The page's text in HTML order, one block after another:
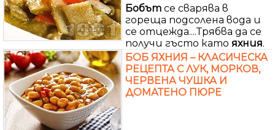
Бобът се сварява в
гореща подсолена вода и
се отцежда....Трябва да се
получи гъсто като яхния.
БОБ ЯХНИЯ – КЛАСИЧЕСКА
РЕЦЕПТА С ЛУК, МОРКОВ,
ЧЕРВЕНА ЧУШКА И
ДОМАТЕНО ПЮРЕ